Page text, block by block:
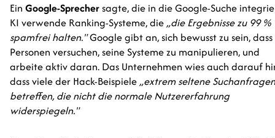
Ein Google-Sprecher sagte, die in die Google-Suche
KI verwende Ranking-Systeme, die„die Ergebnisse zu 99 %
spamfrei halten."Google gibt an, sich bewusst zu sein, dass
Personen versuchen, seine Systeme zu manipulieren, und
arbeite aktiv daran. Das Unternehmen wies auch darauf
dass viele der Hack-Beispiele„extrem seltene Suchanfragen
betreffen, die nicht die normale Nutzererfahrung
widerspiegeln."